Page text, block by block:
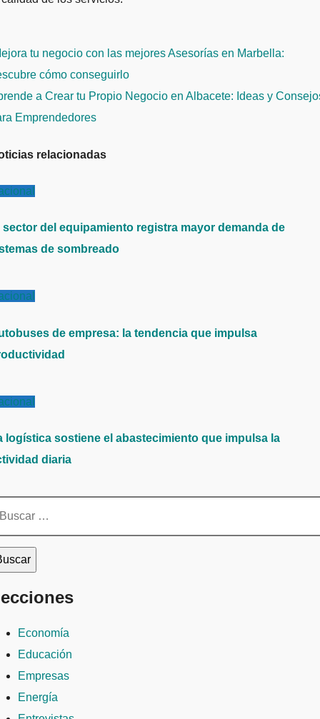
tu negocio con las mejores Asesorías en Marbella:
cómo conseguirlo
a Crear tu Propio Negocio en Albacete: Ideas y
Emprendedores
relacionadas
sector del equipamiento registra mayor demanda de
de sombreado
de empresa: la tendencia que impulsa
logística sostiene el abastecimiento que impulsa la
diaria
Economía
Educación
Empresas
Energía